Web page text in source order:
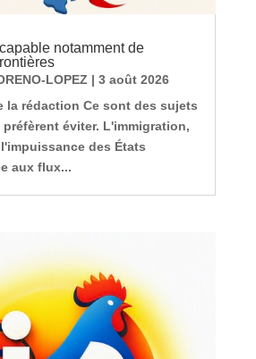
notamment de
LOPEZ| 3 août 2026
la rédaction Ce sont des sujets
éviter. L'immigration,
des États
aux flux...